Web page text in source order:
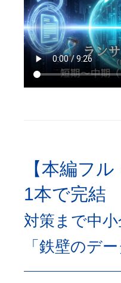
【本編フ
1本で完結
対策まで中
「鉄壁のデ